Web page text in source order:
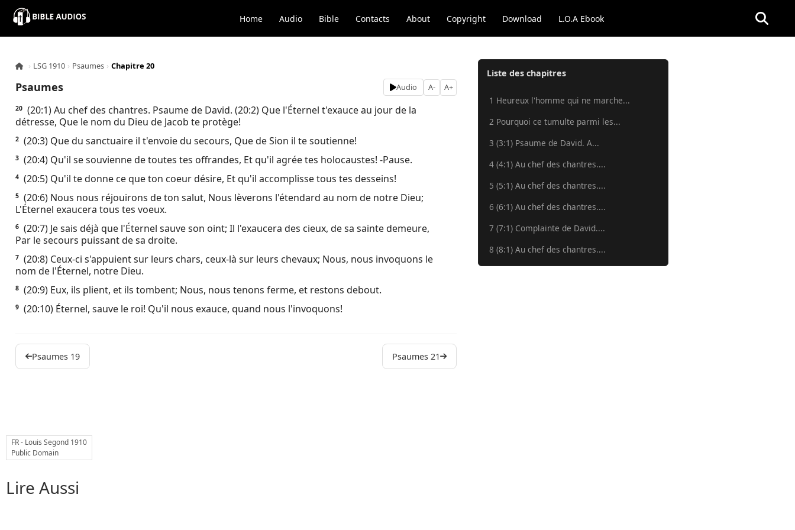
Home Audio Bible Contacts About Copyright Download L.O.A Ebook
×
Audio
Bible
Contacts
About
Copyright
Download
L.O.A
Ebook
› LSG 1910 › Psaumes › Chapitre 20
Psaumes Audio A- A+
20 (20:1) Au chef des chantres. Psaume de David. (20:2) Que l'Éternel t'exauce au jour de la
détresse, Que le nom du Dieu de Jacob te protège!
2 (20:3) Que du sanctuaire il t'envoie du secours, Que de Sion il te soutienne!
3 (20:4) Qu'il se souvienne de toutes tes offrandes, Et qu'il agrée tes holocaustes! -Pause.
4 (20:5) Qu'il te donne ce que ton coeur désire, Et qu'il accomplisse tous tes desseins!
5 (20:6) Nous nous réjouirons de ton salut, Nous lèverons l'étendard au nom de notre Dieu;
L'Éternel exaucera tous tes voeux.
6 (20:7) Je sais déjà que l'Éternel sauve son oint; Il l'exaucera des cieux, de sa sainte demeure,
Par le secours puissant de sa droite.
7 (20:8) Ceux-ci s'appuient sur leurs chars, ceux-là sur leurs chevaux; Nous, nous invoquons le
nom de l'Éternel, notre Dieu.
8 (20:9) Eux, ils plient, et ils tombent; Nous, nous tenons ferme, et restons debout.
9 (20:10) Éternel, sauve le roi! Qu'il nous exauce, quand nous l'invoquons!
Psaumes 19 Psaumes 21
Liste des chapitres
1 Heureux l'homme qui ne marche...
2 Pourquoi ce tumulte parmi les...
3 (3:1) Psaume de David. A...
4 (4:1) Au chef des chantres....
5 (5:1) Au chef des chantres....
6 (6:1) Au chef des chantres....
7 (7:1) Complainte de David....
8 (8:1) Au chef des chantres....
FR - Louis Segond 1910
Public Domain
Lire Aussi